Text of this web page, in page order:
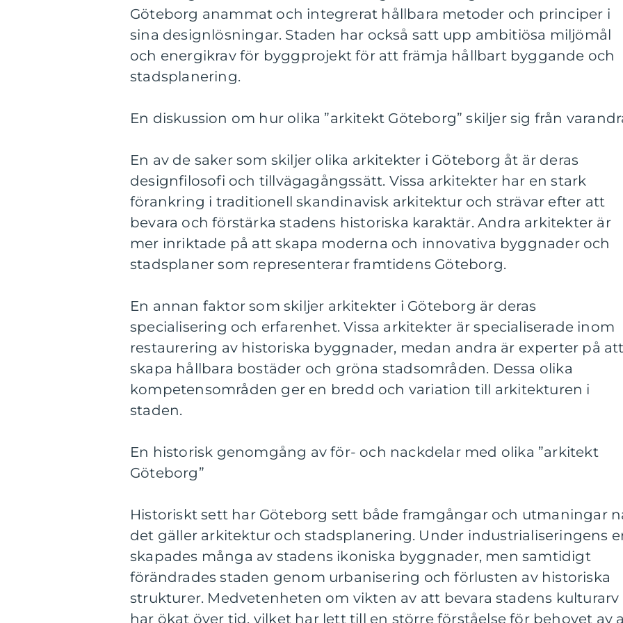
Göteborg anammat och integrerat hållbara metoder och principer i
sina designlösningar. Staden har också satt upp ambitiösa miljömål
och energikrav för byggprojekt för att främja hållbart byggande och
stadsplanering.
En diskussion om hur olika ”arkitekt Göteborg” skiljer sig från
En av de saker som skiljer olika arkitekter i Göteborg åt är deras
designfilosofi och tillvägagångssätt. Vissa arkitekter har en stark
förankring i traditionell skandinavisk arkitektur och strävar efter att
bevara och förstärka stadens historiska karaktär. Andra arkitekter är
mer inriktade på att skapa moderna och innovativa byggnader och
stadsplaner som representerar framtidens Göteborg.
En annan faktor som skiljer arkitekter i Göteborg är deras
specialisering och erfarenhet. Vissa arkitekter är specialiserade inom
restaurering av historiska byggnader, medan andra är experter på
skapa hållbara bostäder och gröna stadsområden. Dessa olika
kompetensområden ger en bredd och variation till arkitekturen i
staden.
En historisk genomgång av för- och nackdelar med olika ”arkitekt
Göteborg”
Historiskt sett har Göteborg sett både framgångar och utmaningar
det gäller arkitektur och stadsplanering. Under industrialiseringens
skapades många av stadens ikoniska byggnader, men samtidigt
förändrades staden genom urbanisering och förlusten av historiska
strukturer. Medvetenheten om vikten av att bevara stadens kulturarv
har ökat över tid, vilket har lett till en större förståelse för behovet av